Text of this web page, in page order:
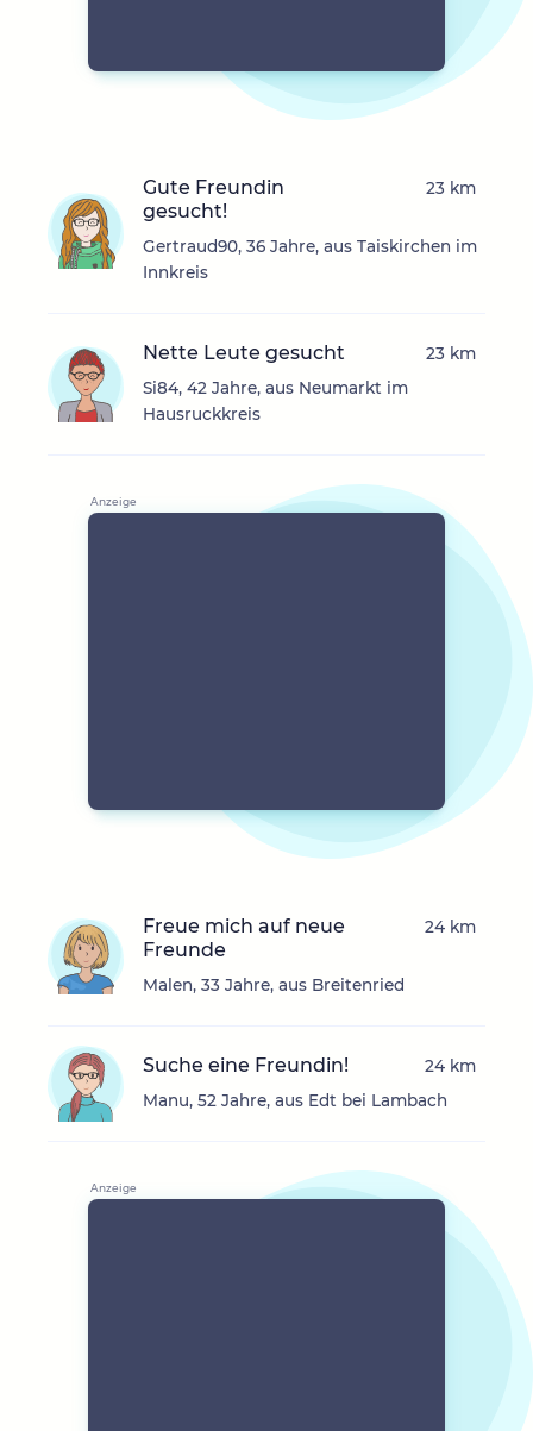
Gute Freundin
gesucht!
Gertraud90, 36 Jahre, aus Taiskirchen im
Innkreis
23 km
Nette Leute gesucht
Si84, 42 Jahre, aus Neumarkt im
Hausruckkreis
23 km
Freue mich auf neue
Freunde
Malen, 33 Jahre, aus Breitenried
24 km
Suche eine Freundin!
Manu, 52 Jahre, aus Edt bei Lambach
24 km